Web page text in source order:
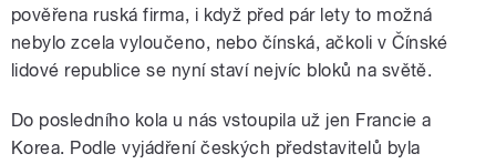
pověřena ruská firma, i když před pár lety to možná
nebylo zcela vyloučeno, nebo čínská, ačkoli v Čínské
lidové republice se nyní staví nejvíc bloků na světě.
Do posledního kola u nás vstoupila už jen Francie a
Korea. Podle vyjádření českých představitelů byla